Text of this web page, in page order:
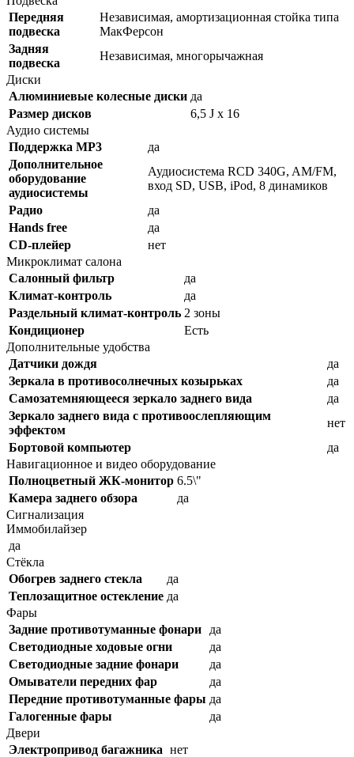
Передняя
подвеска
Независимая, амортизационная стойка типа
МакФерсон
Задняя
подвеска
Независимая, многорычажная
Диски
Алюминиевые колесные диски да
Размер дисков
6,5 J x 16
Аудио системы
Поддержка MP3
да
Дополнительное
оборудование
аудиосистемы
Аудиосистема RCD 340G, AM/FM,
вход SD, USB, iPod, 8 динамиков
Радио
да
Hands free
да
CD-плейер
нет
Микроклимат салона
Салонный фильтр
да
Климат-контроль
да
Раздельный климат-контроль 2 зоны
Кондиционер
Есть
Дополнительные удобства
Датчики дождя
да
Зеркала в противосолнечных козырьках
да
Самозатемняющееся зеркало заднего вида
да
Зеркало заднего вида с противоослепляющим
эффектом
нет
Бортовой компьютер
да
Навигационное и видео оборудование
Полноцветный ЖК-монитор 6.5\"
Камера заднего обзора
да
Сигнализация
Иммобилайзер
да
Стёкла
Обогрев заднего стекла
да
Теплозащитное остекление да
Фары
Задние противотуманные фонари
да
Светодиодные ходовые огни
да
Cветодиодные задние фонари
да
Омыватели передних фар
да
Передние противотуманные фары да
Галогенные фары
да
Двери
Электропривод багажника нет